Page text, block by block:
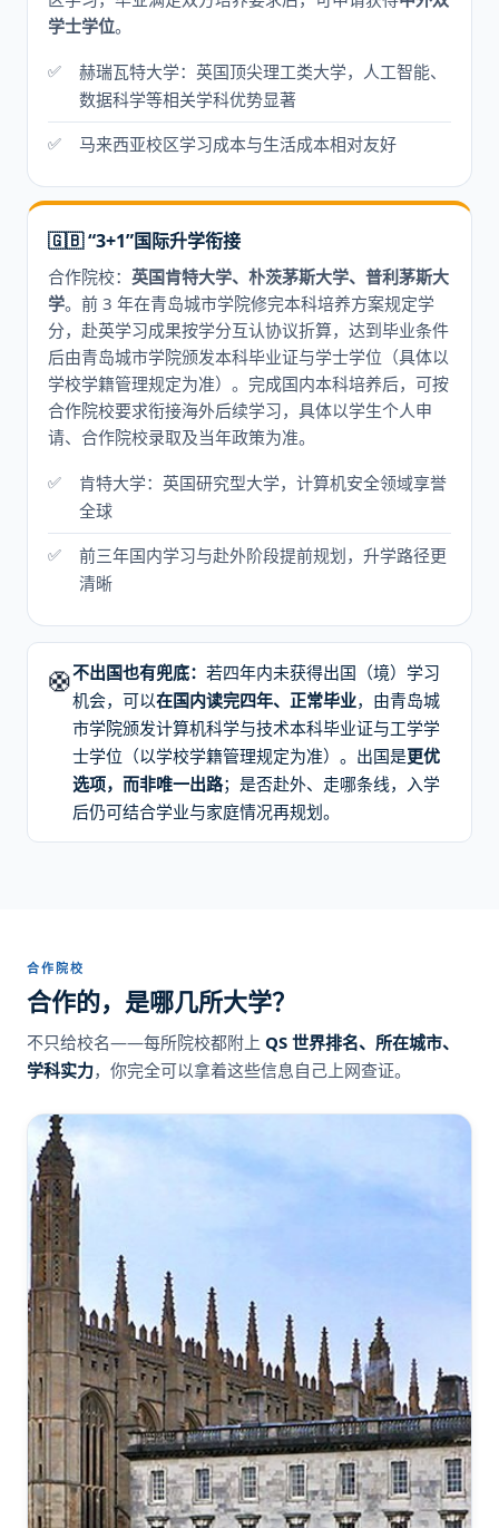
学士学位。
赫瑞瓦特大学：英国顶尖理工类大学，人工智能、
数据科学等相关学科优势显著
马来西亚校区学习成本与生活成本相对友好
🇬🇧 “3+1”国际升学衔接
合作院校： 英国肯特大学、朴茨茅斯大学、普利茅斯大
学。前 3 年在青岛城市学院修完本科培养方案规定学
分，赴英学习成果按学分互认协议折算，达到毕业条件
后由青岛城市学院颁发本科毕业证与学士学位（具体以
学校学籍管理规定为准）。完成国内本科培养后，可按
合作院校要求衔接海外后续学习，具体以学生个人申
请、合作院校录取及当年政策为准。
肯特大学：英国研究型大学，计算机安全领域享誉
全球
前三年国内学习与赴外阶段提前规划，升学路径更
清晰
🛟不出国也有兜底： 若四年内未获得出国（境）学习
机会，可以在国内读完四年、正常毕业，由青岛城
市学院颁发计算机科学与技术本科毕业证与工学学
士学位（以学校学籍管理规定为准）。出国是更优
选项，而非唯一出路；是否赴外、走哪条线，入学
后仍可结合学业与家庭情况再规划。
合作院校
合作的，是哪几所大学？
不只给校名——每所院校都附上 QS 世界排名、所在城市、
学科实力，你完全可以拿着这些信息自己上网查证。